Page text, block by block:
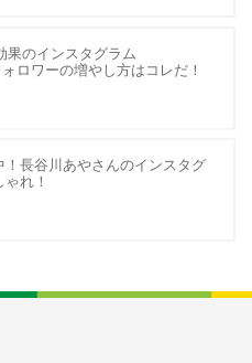
果のインスタグラム
ロワーの増やし方はコレだ！
！長谷川あやさんのインスタグ
れ！